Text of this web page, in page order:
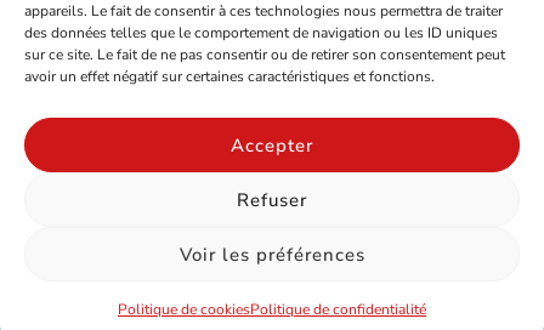
appareils. Le fait de consentir à ces technologies nous permettra de traiter
des données telles que le comportement de navigation ou les ID uniques
sur ce site. Le fait de ne pas consentir ou de retirer son consentement peut
avoir un effet négatif sur certaines caractéristiques et fonctions.
Accepter
Refuser
Voir les préférences
Politique de cookiesPolitique de confidentialité
02 96 73 70 26
Z.A. Le Beaufeuillage – 22520 BINIC
SUIVEZ-NOUS SUR NOS RÉSEAUX
Mentions légales - Politique de confidentialité
Site réalisé par www.cocktail-graphic.com